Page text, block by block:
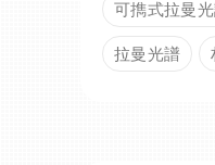
可擕式拉曼
拉曼光譜